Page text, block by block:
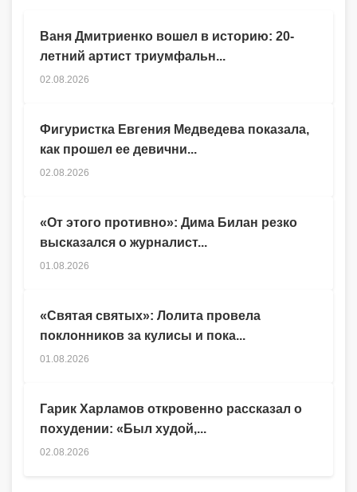
Гарик Харламов откровенно рассказал о
похудении: «Был худой,...
02.08.2026
Ваня Дмитриенко вошел в историю: 20-
летний артист триумфальн...
02.08.2026
Фигуристка Евгения Медведева показала,
как прошел ее девични...
02.08.2026
«От этого противно»: Дима Билан резко
высказался о журналист...
01.08.2026
«Святая святых»: Лолита провела
поклонников за кулисы и пока...
01.08.2026